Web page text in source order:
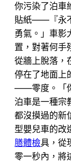
你污染了泊車
貼紙——『永
勇氣。」車影
置，對著何手
從牆上脫落，
停在了地面上
——零度。「
泊車是一種宗
都沒摸過的新
型嬰兒車的改
膳體檢具，從
零一秒內，將